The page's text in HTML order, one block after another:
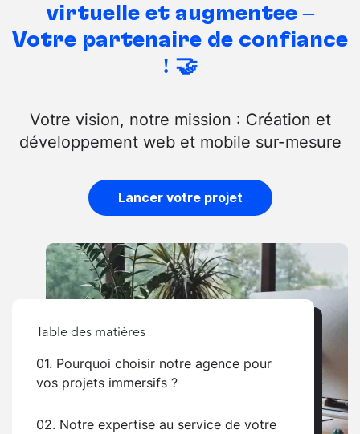
virtuelle et augmentée –
Votre partenaire de confiance
! 🤝
Votre vision, notre mission : Création et
développement web et mobile sur-mesure
Lancer votre projet
Table des matières
01. Pourquoi choisir notre agence pour
vos projets immersifs ?
02. Notre expertise au service de votre